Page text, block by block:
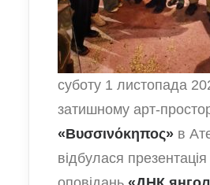
суботу 1 листопада
затишному арт-
«Βυσσινόκηπος» в
відбулася презентація